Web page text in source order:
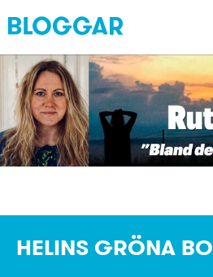
HELINS GRÖNA BO